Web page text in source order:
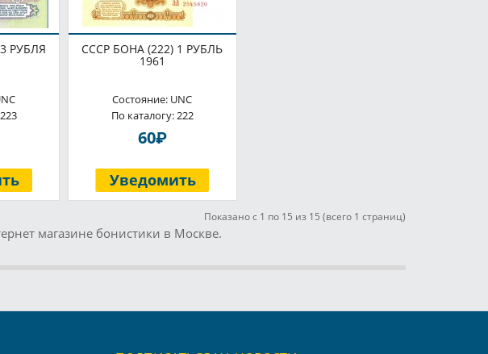
РУБЛЯ СССР БОНА (222) 1 РУБЛЬ
1961
Состояние: UNC
По каталогу: 222
60P
Уведомить
Показано с 1 по 15 из 15 (всего 1 страниц)
магазине бонистики в Москве.